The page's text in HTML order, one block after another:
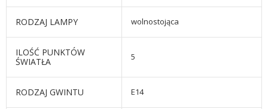
RODZAJ LAMPY wolnostojąca
ILOŚĆ PUNKTÓW
ŚWIATŁA
5
RODZAJ GWINTU E14